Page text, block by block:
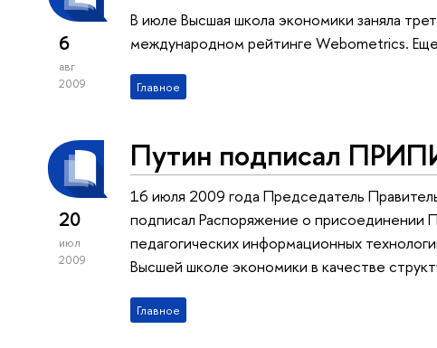
6
авг
2009
В июле Высшая школа экономики заняла
международном рейтинге Webometrics.
Главное
20
июл
2009
Путин подписал
16 июля 2009 года Председатель
подписал Распоряжение о присоединении
педагогических информационных
Высшей школе экономики в качестве
Главное